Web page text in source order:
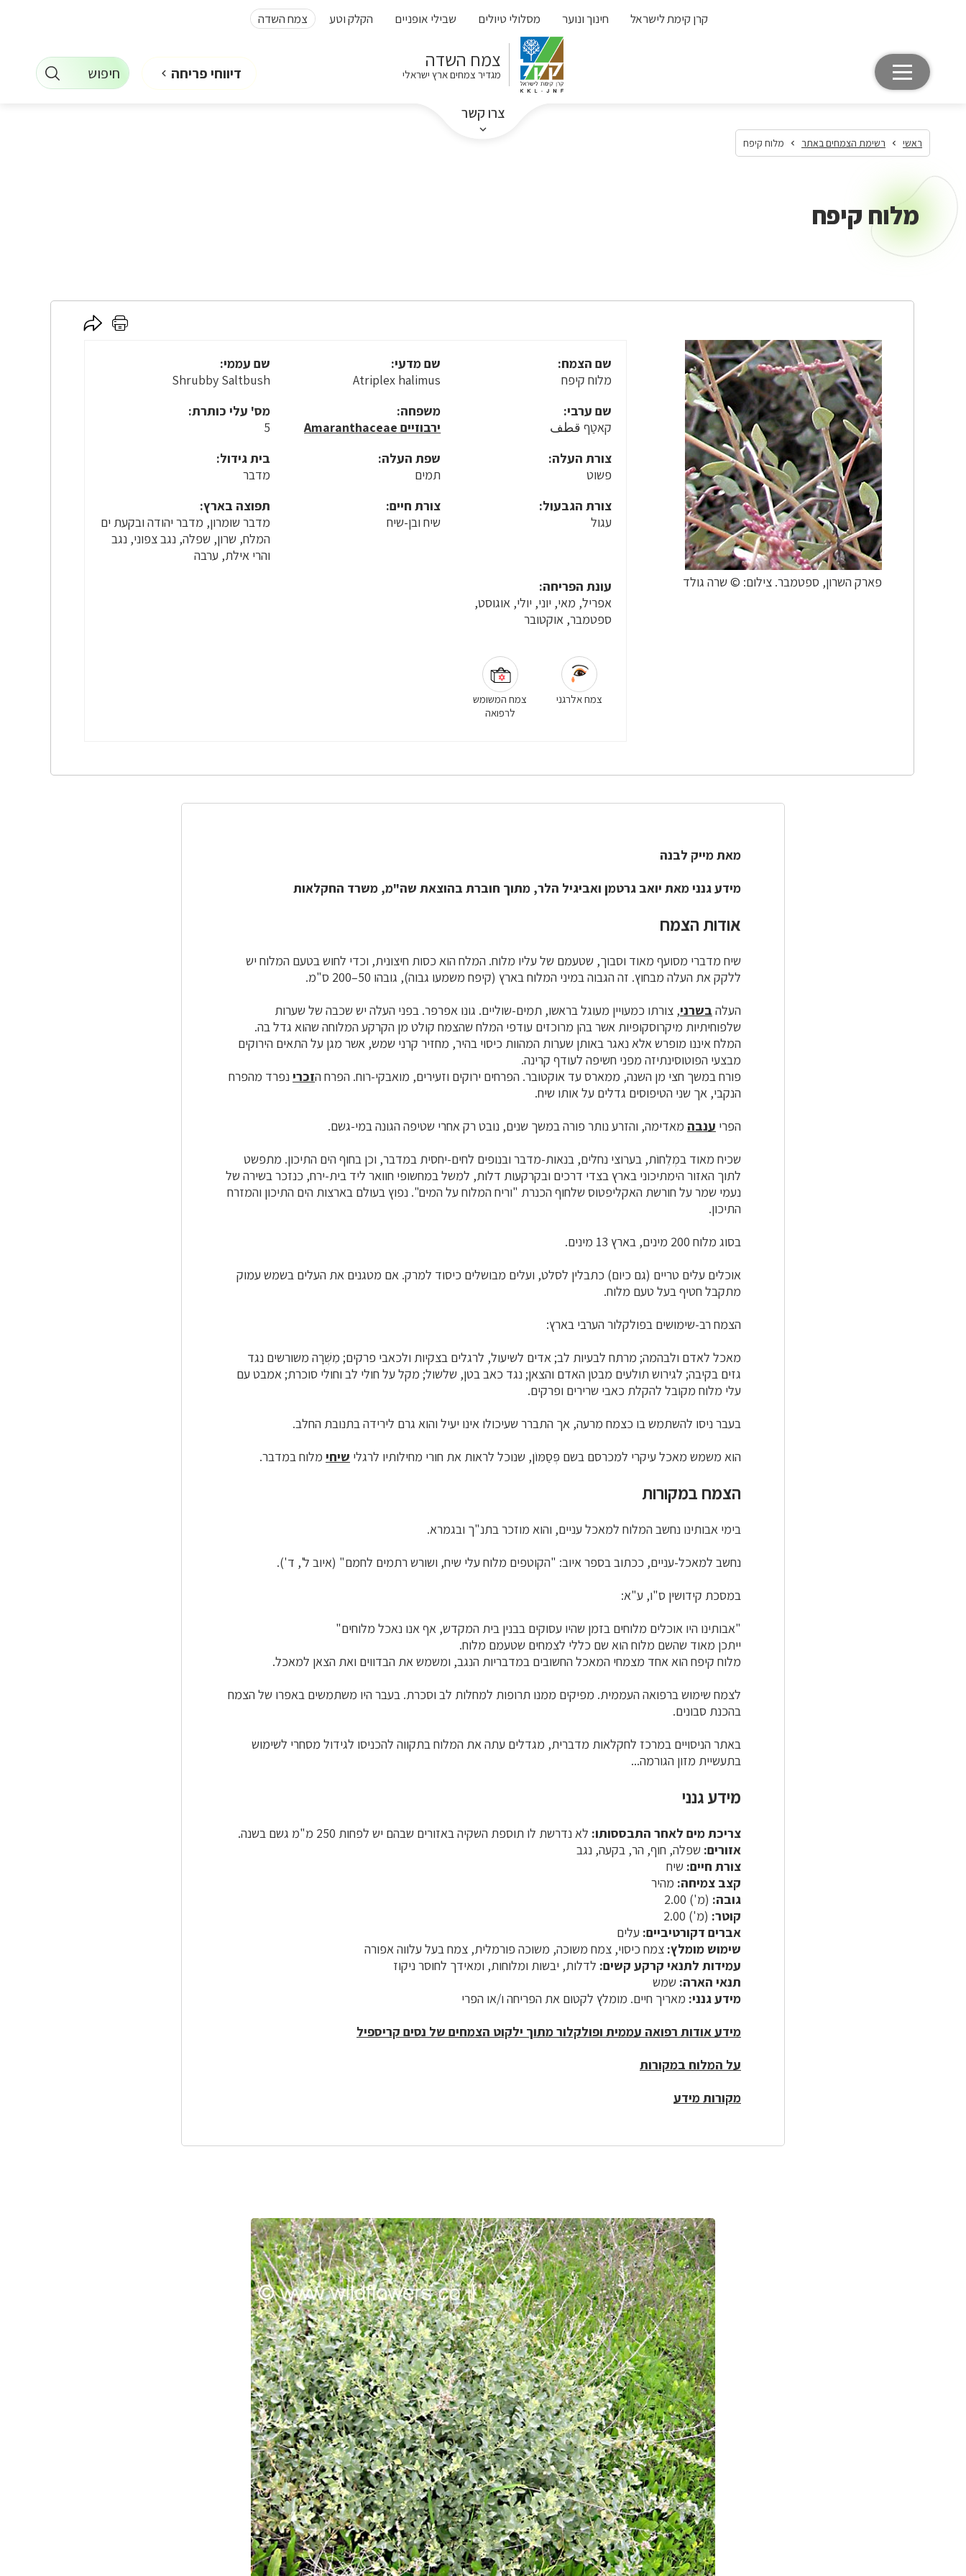
קרן קימת לישראל חינוך ונוער מסלולי טיולים שבילי אופניים הקלק וטע צמח השדה
צמח השדה
מגדיר צמחים ארץ ישראלי
צרו קשר
דיווחי פריחה חיפוש
ראשי רשימת הצמחים באתר מלוח קיפח
מלוח קיפח
פארק השרון, ספטמבר. צילום: © שרה גולד
לחץ
לחץ
שם הצמח:
מלוח קיפח
שם מדעי:
Atriplex halimus
שם עממי:
Shrubby Saltbush
שם ערבי:
קאטַף قطف
משפחה:
ירבוזיים Amaranthaceae
מס' עלי כותרת:
5
צורת העלה:
פשוט
שפת העלה:
תמים
בית גידול:
מדבר
צורת הגבעול:
עגול
צורת חיים:
שיח ובן-שיח
תפוצה בארץ:
מדבר שומרון, מדבר יהודה ובקעת ים
המלח, שרון, שפלה, נגב צפוני, נגב
והרי אילת, ערבה
עונת הפריחה:
אפריל, מאי, יוני, יולי, אוגוסט,
ספטמבר, אוקטובר
צמח אלרגני
צמח המשומש
לרפואה
מאת מייק לבנה
מידע גנני מאת יואב גרטמן ואביגיל הלר, מתוך חוברת בהוצאת שה"מ, משרד החקלאות
אודות הצמח
שיח מדברי מסועף מאוד וסבוך, שטעמם של עליו מלוח. המלח הוא כסות חיצונית, וכדי לחוש בטעם המלוח יש
ללקק את העלה מבחוץ. זה הגבוה במיני המלוח בארץ (קיפח משמעו גבוה), גובהו 50–200 ס"מ.
העלה בשרני, צורתו כמעויין מעוגל בראשו, תמים-שוליים. גונו אפרפר. בפני העלה יש שכבה של שערות
שלפוחיתיות מיקרוסקופיות אשר בהן מרוכזים עודפי המלח שהצמח קולט מן הקרקע המלוחה שהוא גדל בה.
המלח איננו מופרש אלא נאגר באותן שערות המהוות כיסוי בהיר, מחזיר קרני שמש, אשר מגן על התאים הירוקים
מבצעי הפוטוסינתיזה מפני חשיפה לעודף קרינה.
פורח במשך חצי מן השנה, ממארס עד אוקטובר. הפרחים ירוקים וזעירים, מואבקי-רוח. הפרח הזכרי נפרד מהפרח
הנקבי, אך שני הטיפוסים גדלים על אותו שיח.
הפרי ענבה מאדימה, והזרע נותר פורה במשך שנים, נובט רק אחרי שטיפה הגונה במי-גשם.
שכיח מאוד במְלֵחוֹת, בערוצי נחלים, בנאות-מדבר ובנופים לחים-יחסית במדבר, וכן בחוף הים התיכון. מתפשט
לתוך האזור הימתיכוני בארץ בצדי דרכים ובקרקעות דלות, למשל במחשופי חוואר ליד בית-ירח, כנזכר בשירה של
נעמי שמר על חורשת האקליפטוס שלחוף הכנרת "וריח המלוח על המים". נפוץ בעולם בארצות הים התיכון והמזרח
התיכון.
בסוג מלוח 200 מינים, בארץ 13 מינים.
אוכלים עלים טריים (גם כיום) כתבלין לסלט, ועלים מבושלים כיסוד למרק. אם מטגנים את העלים בשמש עמוק
מתקבל חטיף בעל טעם מלוח.
הצמח רב-שימושים בפולקלור הערבי בארץ:
מאכל לאדם ולבהמה; מרתח לבעיות לב; אדים לשיעול, לרגלים בצקיות ולכאבי פרקים; מִשְׁרָה משורשים נגד
גזים בקיבה; לגירוש תולעים מבטן האדם והצאן; נגד כאב בטן, שלשול; מקל על חולי לב וחולי סוכרת; אמבט עם
עלי מלוח מקובל להקלת כאבי שרירים ופרקים.
בעבר ניסו להשתמש בו כצמח מרעה, אך התברר שעיכולו אינו יעיל והוא גרם לירידה בתנובת החלב.
הוא משמש מאכל עיקרי למכרסם בשם פְּסַמּוֹן, שנוכל לראות את חורי מחילותיו לרגלי שיחי מלוח במדבר.
הצמח במקורות
בימי אבותינו נחשב המלוח למאכל עניים, והוא מוזכר בתנ"ך ובגמרא.
נחשב למאכל-עניים, ככתוב בספר איוב: "הקוטפים מלוח עלי שיח, ושורש רתמים לחמם" (איוב ל', ד').
במסכת קידושין ס"ו, ע"א:
"אבותינו היו אוכלים מלוחים בזמן שהיו עסוקים בבנין בית המקדש, אף אנו נאכל מלוחים"
ייתכן מאוד שהשם מלוח הוא שם כללי לצמחים שטעמם מלוח.
מלוח קיפח הוא אחד מצמחי המאכל החשובים במדבריות הנגב, ומשמש את הבדווים ואת הצאן למאכל.
לצמח שימוש ברפואה העממית. מפיקים ממנו תרופות למחלות לב וסכרת. בעבר היו משתמשים באפרו של הצמח
בהכנת סבונים.
באתר הניסויים במרכז לחקלאות מדברית, מגדלים עתה את המלוח בתקווה להכניסו לגידול מסחרי לשימוש
בתעשיית מזון הגורמה...
מידע גנני
צריכת מים לאחר התבססותו: לא נדרשת לו תוספת השקיה באזורים שבהם יש לפחות 250 מ"מ גשם בשנה.
אזורים: שפלה, חוף, הר, בקעה, נגב
צורת חיים: שיח
קצב צמיחה: מהיר
גובה: (מ') 2.00
קוטר: (מ') 2.00
אברים דקורטיביים: עלים
שימוש מומלץ: צמח כיסוי, צמח משוכה, משוכה פורמלית, צמח בעל עלווה אפורה
עמידות לתנאי קרקע קשים: לדלות, יבשות ומלוחות, ומאידך לחוסר ניקוז
תנאי הארה: שמש
מידע גנני: מאריך חיים. מומלץ לקטום את הפריחה ו/או הפרי
מידע אודות רפואה עממית ופולקלור מתוך ילקוט הצמחים של נסים קריספיל
על המלוח במקורות
מקורות מידע